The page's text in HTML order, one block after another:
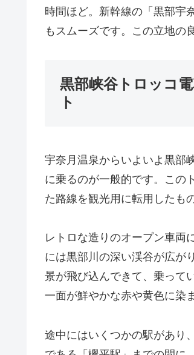
時間ほど。新幹線の「黒部宇
もスムーズです。この立地の
黒部峡谷トロッコ
ト
宇奈月温泉からいよいよ黒部
に乗るのが一般的です。この
た路線を観光用に転用したも
レトロな造りのオープン車両
には黒部川の深い渓谷が広が
景が飛び込んできて、乗って
一面が鮮やかな赤や黄色に染
途中にはいくつかの駅があり